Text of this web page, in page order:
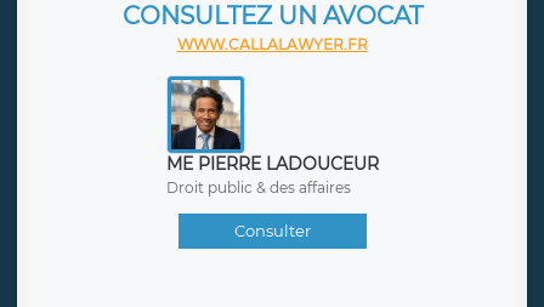
CONSULTEZ UN AVOCAT
WWW.CALLALAWYER.FR
ME PIERRE LADOUCEUR
Droit public & des affaires
Consulter